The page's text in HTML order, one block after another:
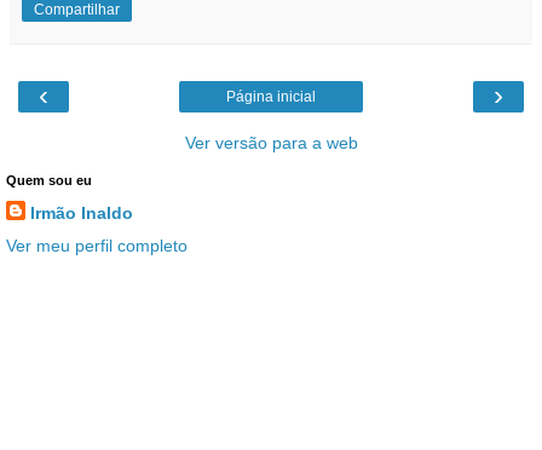
Compartilhar
‹ ›
Página inicial
Ver versão para a web
Quem sou eu
Irmão Inaldo
Ver meu perfil completo